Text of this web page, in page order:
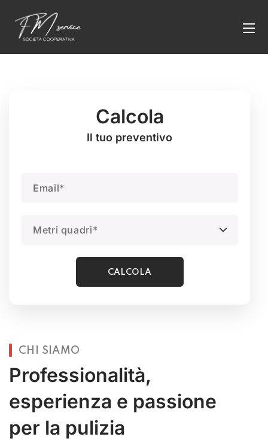
Calcola
Il tuo preventivo
CHI SIAMO
Professionalità,
esperienza e passione
per la pulizia